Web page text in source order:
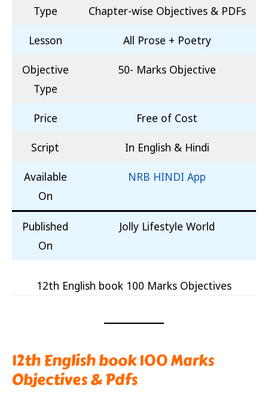
Type Chapter-wise Objectives & PDFs
Lesson All Prose + Poetry
Objective
Type
50- Marks Objective
Price Free of Cost
Script In English & Hindi
Available
On
NRB HINDI App
Published
On
Jolly Lifestyle World
12th English book 100 Marks Objectives
12th English book 100 Marks
Objectives & Pdfs